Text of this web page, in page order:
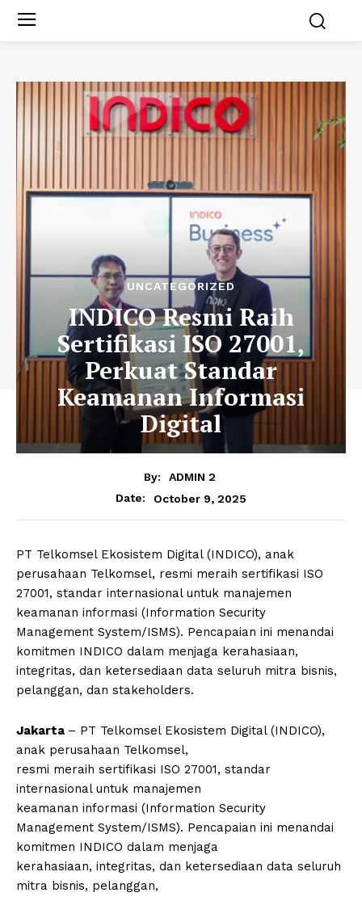
UNCATEGORIZED
INDICO Resmi Raih
Sertifikasi ISO 27001,
Perkuat Standar
Keamanan Informasi
Digital
By:
ADMIN 2
Date:
October 9, 2025
PT Telkomsel Ekosistem Digital (INDICO), anak
perusahaan Telkomsel, resmi meraih sertifikasi ISO
27001, standar internasional untuk manajemen
keamanan informasi (Information Security
Management System/ISMS). Pencapaian ini menandai
komitmen INDICO dalam menjaga kerahasiaan,
integritas, dan ketersediaan data seluruh mitra bisnis,
pelanggan, dan stakeholders.
Jakarta – PT Telkomsel Ekosistem Digital (INDICO),
anak perusahaan Telkomsel,
resmi meraih sertifikasi ISO 27001, standar
internasional untuk manajemen
keamanan informasi (Information Security
Management System/ISMS). Pencapaian ini menandai
komitmen INDICO dalam menjaga
kerahasiaan, integritas, dan ketersediaan data seluruh
mitra bisnis, pelanggan,